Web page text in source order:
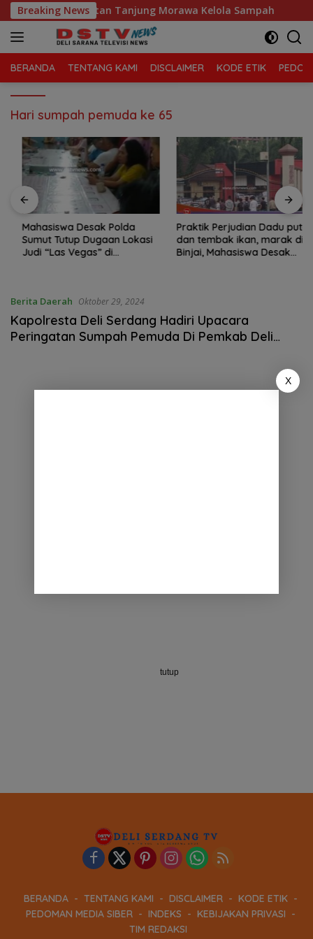
Langsung
ke
konten
Breaking News
Sari, Kecamatan Tanjung Morawa Kelola Sampah
BERANDA TENTANG KAMI DISCLAIMER KODE ETIK
Hari sumpah pemuda ke 65
Mahasiswa Desak Polda
Sumut Tutup Dugaan Lokasi
Judi “Las Vegas” di
Praktik Perjudian Dadu putar
dan tembak ikan, marak di
Binjai, Mahasiswa Desak
Berita Daerah Oktober 29, 2024
Kapolresta Deli Serdang Hadiri Upacara
Peringatan Sumpah Pemuda Di Pemkab Deli
BERANDA TENTANG KAMI DISCLAIMER
KODE ETIK
PEDOMAN MEDIA SIBER
INDEKS
KEBIJAKAN PRIVASI
TIM REDAKSI
tutup
X